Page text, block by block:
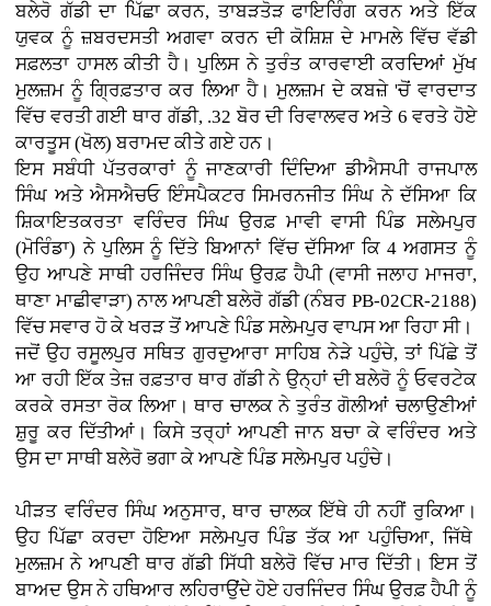
ਬਲੇਰੋ ਗੱਡੀ ਦਾ ਪਿੱਛਾ ਕਰਨ, ਤਾਬੜਤੋੜ ਫਾਇਰਿੰਗ ਕਰਨ ਅਤੇ ਇੱਕ
ਯੁਵਕ ਨੂੰ ਜ਼ਬਰਦਸਤੀ ਅਗਵਾ ਕਰਨ ਦੀ ਕੋਸ਼ਿਸ਼ ਦੇ ਮਾਮਲੇ ਵਿੱਚ ਵੱਡੀ
ਸਫ਼ਲਤਾ ਹਾਸਲ ਕੀਤੀ ਹੈ। ਪੁਲਿਸ ਨੇ ਤੁਰੰਤ ਕਾਰਵਾਈ ਕਰਦਿਆਂ ਮੁੱਖ
ਮੁਲਜ਼ਮ ਨੂੰ ਗ੍ਰਿਫ਼ਤਾਰ ਕਰ ਲਿਆ ਹੈ। ਮੁਲਜ਼ਮ ਦੇ ਕਬਜ਼ੇ 'ਚੋਂ ਵਾਰਦਾਤ
ਵਿੱਚ ਵਰਤੀ ਗਈ ਥਾਰ ਗੱਡੀ, .32 ਬੋਰ ਦੀ ਰਿਵਾਲਵਰ ਅਤੇ 6 ਵਰਤੇ ਹੋਏ
ਕਾਰਤੂਸ (ਖੋਲ) ਬਰਾਮਦ ਕੀਤੇ ਗਏ ਹਨ।
ਇਸ ਸਬੰਧੀ ਪੱਤਰਕਾਰਾਂ ਨੂੰ ਜਾਣਕਾਰੀ ਦਿੰਦਿਆ ਡੀਐਸਪੀ ਰਾਜਪਾਲ
ਸਿੰਘ ਅਤੇ ਐਸਐਚਓ ਇੰਸਪੈਕਟਰ ਸਿਮਰਨਜੀਤ ਸਿੰਘ ਨੇ ਦੱਸਿਆ ਕਿ
ਸ਼ਿਕਾਇਤਕਰਤਾ ਵਰਿੰਦਰ ਸਿੰਘ ਉਰਫ਼ ਮਾਵੀ ਵਾਸੀ ਪਿੰਡ ਸਲੇਮਪੁਰ
(ਮੋਰਿੰਡਾ) ਨੇ ਪੁਲਿਸ ਨੂੰ ਦਿੱਤੇ ਬਿਆਨਾਂ ਵਿੱਚ ਦੱਸਿਆ ਕਿ 4 ਅਗਸਤ ਨੂੰ
ਉਹ ਆਪਣੇ ਸਾਥੀ ਹਰਜਿੰਦਰ ਸਿੰਘ ਉਰਫ਼ ਹੈਪੀ (ਵਾਸੀ ਜਲਾਹ ਮਾਜਰਾ,
ਥਾਣਾ ਮਾਛੀਵਾੜਾ) ਨਾਲ ਆਪਣੀ ਬਲੇਰੋ ਗੱਡੀ (ਨੰਬਰ PB-02CR-2188)
ਵਿੱਚ ਸਵਾਰ ਹੋ ਕੇ ਖਰੜ ਤੋਂ ਆਪਣੇ ਪਿੰਡ ਸਲੇਮਪੁਰ ਵਾਪਸ ਆ ਰਿਹਾ ਸੀ।
ਜਦੋਂ ਉਹ ਰਸੂਲਪੁਰ ਸਥਿਤ ਗੁਰਦੁਆਰਾ ਸਾਹਿਬ ਨੇੜੇ ਪਹੁੰਚੇ, ਤਾਂ ਪਿੱਛੇ ਤੋਂ
ਆ ਰਹੀ ਇੱਕ ਤੇਜ਼ ਰਫ਼ਤਾਰ ਥਾਰ ਗੱਡੀ ਨੇ ਉਨ੍ਹਾਂ ਦੀ ਬਲੇਰੋ ਨੂੰ ਓਵਰਟੇਕ
ਕਰਕੇ ਰਸਤਾ ਰੋਕ ਲਿਆ। ਥਾਰ ਚਾਲਕ ਨੇ ਤੁਰੰਤ ਗੋਲੀਆਂ ਚਲਾਉਣੀਆਂ
ਸ਼ੁਰੂ ਕਰ ਦਿੱਤੀਆਂ। ਕਿਸੇ ਤਰ੍ਹਾਂ ਆਪਣੀ ਜਾਨ ਬਚਾ ਕੇ ਵਰਿੰਦਰ ਅਤੇ
ਉਸ ਦਾ ਸਾਥੀ ਬਲੇਰੋ ਭਗਾ ਕੇ ਆਪਣੇ ਪਿੰਡ ਸਲੇਮਪੁਰ ਪਹੁੰਚੇ।
ਪੀੜਤ ਵਰਿੰਦਰ ਸਿੰਘ ਅਨੁਸਾਰ, ਥਾਰ ਚਾਲਕ ਇੱਥੇ ਹੀ ਨਹੀਂ ਰੁਕਿਆ।
ਉਹ ਪਿੱਛਾ ਕਰਦਾ ਹੋਇਆ ਸਲੇਮਪੁਰ ਪਿੰਡ ਤੱਕ ਆ ਪਹੁੰਚਿਆ, ਜਿੱਥੇ
ਮੁਲਜ਼ਮ ਨੇ ਆਪਣੀ ਥਾਰ ਗੱਡੀ ਸਿੱਧੀ ਬਲੇਰੋ ਵਿੱਚ ਮਾਰ ਦਿੱਤੀ। ਇਸ ਤੋਂ
ਬਾਅਦ ਉਸ ਨੇ ਹਥਿਆਰ ਲਹਿਰਾਉਂਦੇ ਹੋਏ ਹਰਜਿੰਦਰ ਸਿੰਘ ਉਰਫ਼ ਹੈਪੀ ਨੂੰ